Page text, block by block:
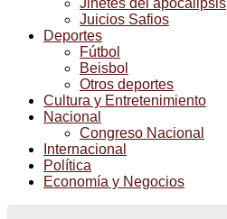
Jinetes del apocalipsis
Juicios Safios
Deportes
Fútbol
Beisbol
Otros deportes
Cultura y Entretenimiento
Nacional
Congreso Nacional
Internacional
Política
Economía y Negocios